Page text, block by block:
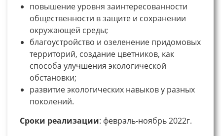
повышение уровня заинтересованности
общественности в защите и сохранении
окружающей среды;
благоустройство и озеленение придомовых
территорий, создание цветников, как
способа улучшения экологической
обстановки;
развитие экологических навыков у разных
поколений.
Сроки реализации: февраль-ноябрь 2022г.